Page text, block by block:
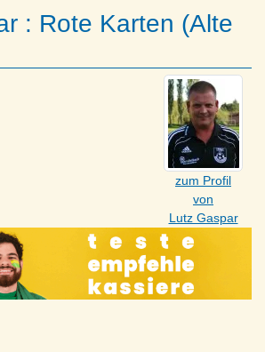
: Rote Karten (Alte
zum Profil
von
Lutz Gaspar